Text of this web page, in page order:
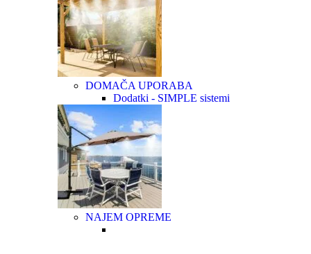
DOMAČA UPORABA
Dodatki - SIMPLE sistemi
NAJEM OPREME